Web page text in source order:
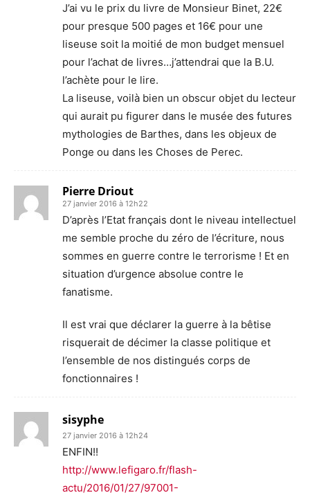
J’ai vu le prix du livre de Monsieur Binet, 22€
pour presque 500 pages et 16€ pour une
liseuse soit la moitié de mon budget mensuel
pour l’achat de livres…j’attendrai que la B.U.
l’achète pour le lire.
La liseuse, voilà bien un obscur objet du lecteur
qui aurait pu figurer dans le musée des futures
mythologies de Barthes, dans les objeux de
Ponge ou dans les Choses de Perec.
Pierre Driout
27 janvier 2016 à 12h22
D’après l’Etat français dont le niveau intellectuel
me semble proche du zéro de l’écriture, nous
sommes en guerre contre le terrorisme ! Et en
situation d’urgence absolue contre le
fanatisme.
Il est vrai que déclarer la guerre à la bêtise
risquerait de décimer la classe politique et
l’ensemble de nos distingués corps de
fonctionnaires !
sisyphe
27 janvier 2016 à 12h24
ENFIN!!
http://www.lefigaro.fr/flash-
actu/2016/01/27/97001-